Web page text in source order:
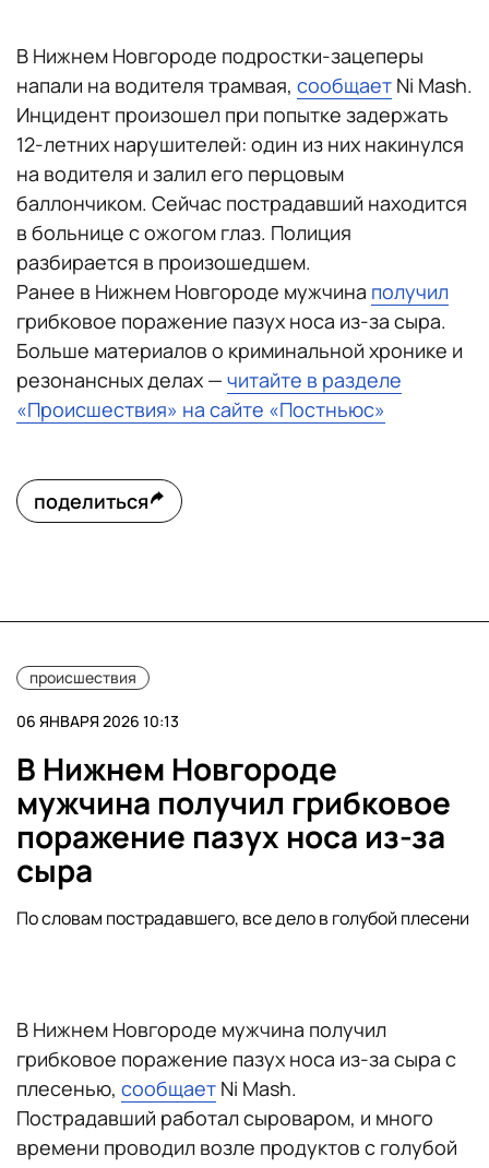
В Нижнем Новгороде подростки-зацеперы
напали на водителя трамвая, сообщает Ni Mash.
Инцидент произошел при попытке задержать
12-летних нарушителей: один из них накинулся
на водителя и залил его перцовым
баллончиком. Сейчас пострадавший находится
в больнице с ожогом глаз. Полиция
разбирается в произошедшем.
Ранее в Нижнем Новгороде мужчина получил
грибковое поражение пазух носа из-за сыра.
Больше материалов о криминальной хронике и
резонансных делах — читайте в разделе
«Происшествия» на сайте «Постньюс»
поделиться
происшествия
06 ЯНВАРЯ 2026 10:13
В Нижнем Новгороде
мужчина получил грибковое
поражение пазух носа из-за
сыра
По словам пострадавшего, все дело в голубой плесени
В Нижнем Новгороде мужчина получил
грибковое поражение пазух носа из-за сыра с
плесенью, сообщает Ni Mash.
Пострадавший работал сыроваром, и много
времени проводил возле продуктов с голубой